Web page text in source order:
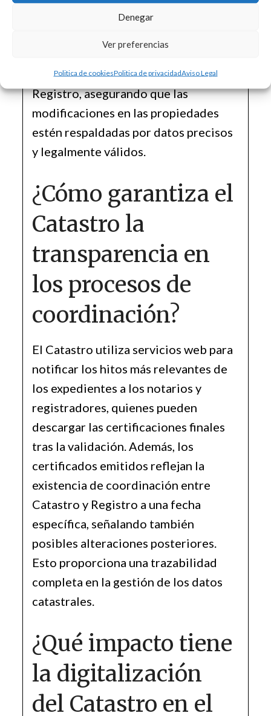
Denegar
Ver preferencias
Politica de cookiesPolitica de privacidadAviso Legal
física y catastral.
Estas funciones facilitan la
coordinación entre Catastro y
Registro, asegurando que las
modificaciones en las propiedades
estén respaldadas por datos precisos
y legalmente válidos.
¿Cómo garantiza el
Catastro la
transparencia en
los procesos de
coordinación?
El Catastro utiliza servicios web para
notificar los hitos más relevantes de
los expedientes a los notarios y
registradores, quienes pueden
descargar las certificaciones finales
tras la validación. Además, los
certificados emitidos reflejan la
existencia de coordinación entre
Catastro y Registro a una fecha
específica, señalando también
posibles alteraciones posteriores.
Esto proporciona una trazabilidad
completa en la gestión de los datos
catastrales.
¿Qué impacto tiene
la digitalización
del Catastro en el